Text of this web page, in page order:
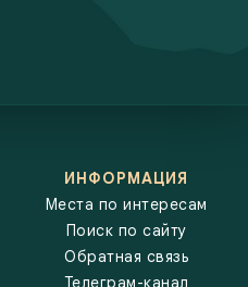
ИНФОРМАЦИЯ
Места по интересам
Поиск по сайту
Обратная связь
Телеграм-канал